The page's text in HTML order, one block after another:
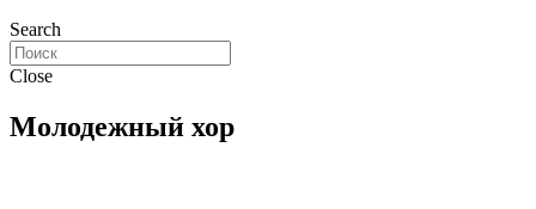
Search
Close
Молодежный хор